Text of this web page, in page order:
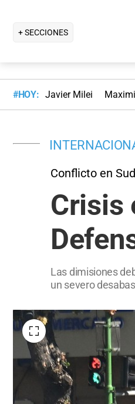
+ SECCIONES
#HOY: Javier Milei
Conflicto en
Crisis
Las dimisiones
un severo